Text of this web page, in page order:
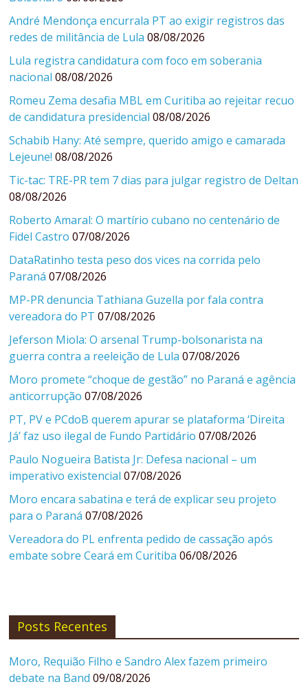
André Mendonça encurrala PT ao exigir registros das
redes de militância de Lula 08/08/2026
Lula registra candidatura com foco em soberania
nacional 08/08/2026
Romeu Zema desafia MBL em Curitiba ao rejeitar recuo
de candidatura presidencial 08/08/2026
Schabib Hany: Até sempre, querido amigo e camarada
Lejeune! 08/08/2026
Tic-tac: TRE-PR tem 7 dias para julgar registro de Deltan
08/08/2026
Roberto Amaral: O martírio cubano no centenário de
Fidel Castro 07/08/2026
DataRatinho testa peso dos vices na corrida pelo
Paraná 07/08/2026
MP-PR denuncia Tathiana Guzella por fala contra
vereadora do PT 07/08/2026
Jeferson Miola: O arsenal Trump-bolsonarista na
guerra contra a reeleição de Lula 07/08/2026
Moro promete “choque de gestão” no Paraná e agência
anticorrupção 07/08/2026
PT, PV e PCdoB querem apurar se plataforma ‘Direita
Já’ faz uso ilegal de Fundo Partidário 07/08/2026
Paulo Nogueira Batista Jr: Defesa nacional – um
imperativo existencial 07/08/2026
Moro encara sabatina e terá de explicar seu projeto
para o Paraná 07/08/2026
Vereadora do PL enfrenta pedido de cassação após
embate sobre Ceará em Curitiba 06/08/2026
Posts Recentes
Moro, Requião Filho e Sandro Alex fazem primeiro
debate na Band 09/08/2026